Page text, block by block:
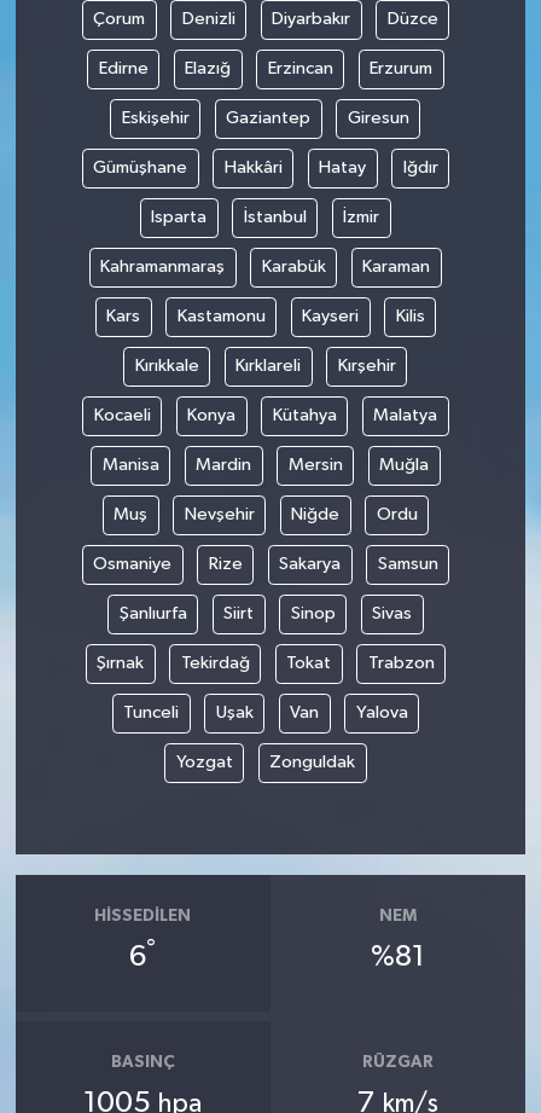
Çorum Denizli Diyarbakır Düzce
Edirne Elazığ Erzincan Erzurum
Eskişehir Gaziantep Giresun
Gümüşhane Hakkâri Hatay Iğdır
Isparta İstanbul İzmir
Kahramanmaraş Karabük Karaman
Kars Kastamonu Kayseri Kilis
Kırıkkale Kırklareli Kırşehir
Kocaeli Konya Kütahya Malatya
Manisa Mardin Mersin Muğla
Muş Nevşehir Niğde Ordu
Osmaniye Rize Sakarya Samsun
Şanlıurfa Siirt Sinop Sivas
Şırnak Tekirdağ Tokat Trabzon
Tunceli Uşak Van Yalova
Yozgat Zonguldak
HISSEDILEN
6°
NEM
%81
BASINÇ
1005 hpa
RÜZGAR
7 km/s